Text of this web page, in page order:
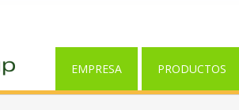
EMPRESA PRODUCTOS